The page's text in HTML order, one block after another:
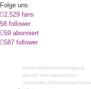
Folge uns
2.529 fans
58 follower
59 abonniert
587 follower
Konformitätsbescheinigung
gemäß dem spanischen
nationalen Sicherheitsschema